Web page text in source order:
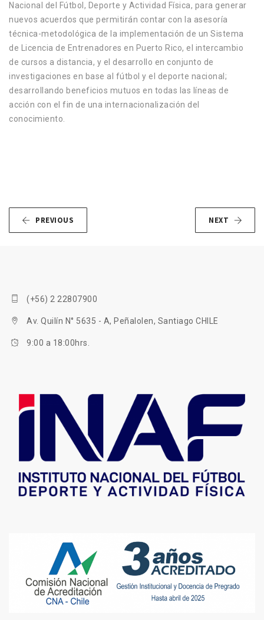
Nacional del Fútbol, Deporte y Actividad Física, para generar
nuevos acuerdos que permitirán contar con la asesoría
técnica-metodológica de la implementación de un Sistema
de Licencia de Entrenadores en Puerto Rico, el intercambio
de cursos a distancia, y el desarrollo en conjunto de
investigaciones en base al fútbol y el deporte nacional;
desarrollando beneficios mutuos en todas las líneas de
acción con el fin de una internacionalización del
conocimiento.
PREVIOUS NEXT
(+56) 2 22807900
Av. Quilín N° 5635 - A, Peñalolen, Santiago CHILE
9:00 a 18:00hrs.